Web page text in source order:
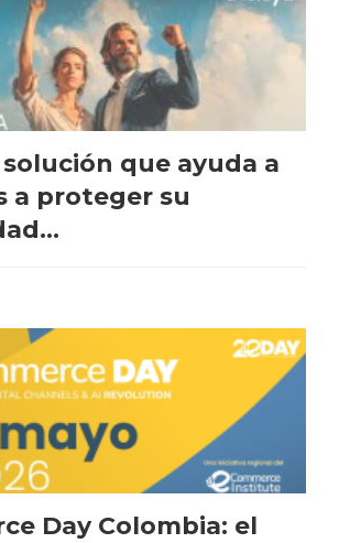
que ayuda a
a proteger su
Day Colombia: el